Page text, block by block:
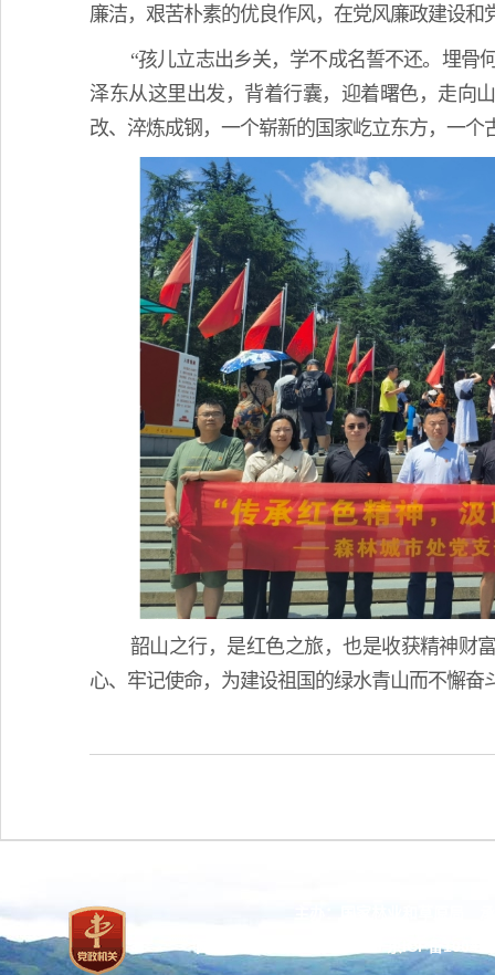
廉洁，艰苦朴素的优良作风，在党风廉政建设
“孩儿立志出乡关，学不成名誓不还。埋骨
泽东从这里出发，背着行囊，迎着曙色，走向
改、淬炼成钢，一个崭新的国家屹立东方，一个
韶山之行，是红色之旅，也是收获精神财
心、牢记使命，为建设祖国的绿水青山而不懈奋
京ICP备